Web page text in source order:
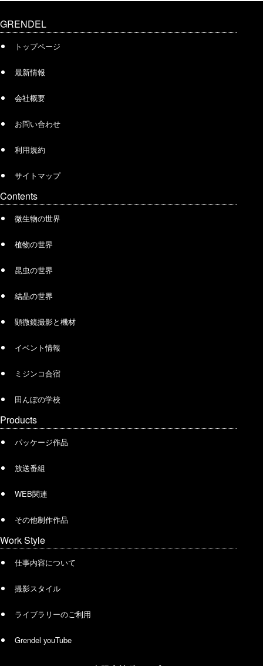
GRENDEL
トップページ
最新情報
会社概要
お問い合わせ
利用規約
サイトマップ
Contents
微生物の世界
植物の世界
昆虫の世界
結晶の世界
顕微鏡撮影と機材
イベント情報
ミジンコ合宿
田んぼの学校
Products
パッケージ作品
放送番組
WEB関連
その他制作作品
Work Style
仕事内容について
撮影スタイル
ライブラリーのご利用
Grendel youTube